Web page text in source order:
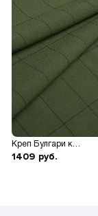
1409 руб.